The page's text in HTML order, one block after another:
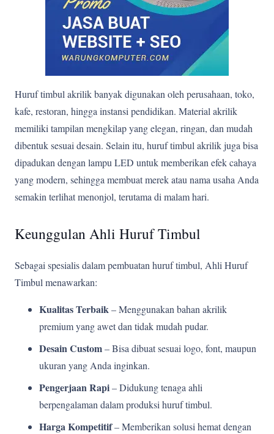
Huruf timbul akrilik banyak digunakan oleh perusahaan, toko,
kafe, restoran, hingga instansi pendidikan. Material akrilik
memiliki tampilan mengkilap yang elegan, ringan, dan mudah
dibentuk sesuai desain. Selain itu, huruf timbul akrilik juga bisa
dipadukan dengan lampu LED untuk memberikan efek cahaya
yang modern, sehingga membuat merek atau nama usaha Anda
semakin terlihat menonjol, terutama di malam hari.
Keunggulan Ahli Huruf Timbul
Sebagai spesialis dalam pembuatan huruf timbul, Ahli Huruf
Timbul menawarkan:
Kualitas Terbaik– Menggunakan bahan akrilik
premium yang awet dan tidak mudah pudar.
Desain Custom– Bisa dibuat sesuai logo, font, maupun
ukuran yang Anda inginkan.
Pengerjaan Rapi– Didukung tenaga ahli
berpengalaman dalam produksi huruf timbul.
Harga Kompetitif– Memberikan solusi hemat dengan